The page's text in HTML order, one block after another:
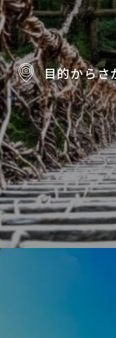
目的からさ